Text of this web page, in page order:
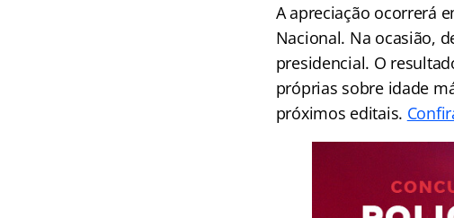
A apreciação ocorrerá
Nacional. Na ocasião,
presidencial. O
próprias sobre idade
próximos editais.